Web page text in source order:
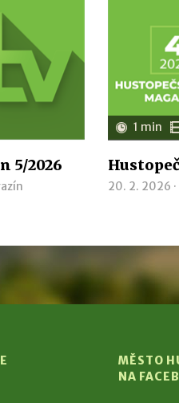
5/2026
1 min
20. 2. 2026 ·
MĚSTO
NA